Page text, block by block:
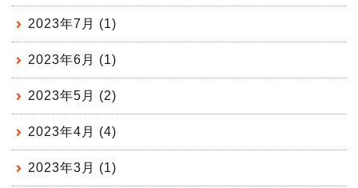
2023年7月 (1)
2023年6月 (1)
2023年5月 (2)
2023年4月 (4)
2023年3月 (1)